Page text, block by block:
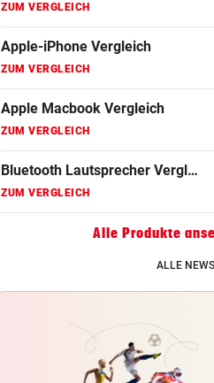
ZUM VERGLEICH
Fritz Repeater Vergleich
ZUM VERGLEICH
Gaming Laptop Vergleich
ZUM VERGLEICH
Grafikkarten Vergleich
ZUM VERGLEICH
Alle Produkte
ALLE